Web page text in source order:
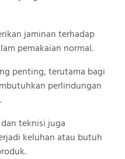
jaminan terhadap
pemakaian normal.
penting, terutama bagi
perlindungan
teknisi juga
keluhan atau butuh